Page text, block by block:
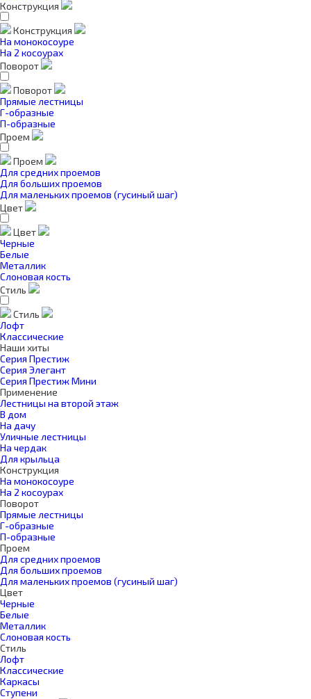
Конструкция
Конструкция
На монокосоуре
На 2 косоурах
Поворот
Поворот
Прямые лестницы
Г-образные
П-образные
Проем
Проем
Для средних проемов
Для больших проемов
Для маленьких проемов (гусиный шаг)
Цвет
Цвет
Черные
Белые
Металлик
Слоновая кость
Стиль
Стиль
Лофт
Классические
Наши хиты
Серия Престиж
Серия Элегант
Серия Престиж Мини
Применение
Лестницы на второй этаж
В дом
На дачу
Уличные лестницы
На чердак
Для крыльца
Конструкция
На монокосоуре
На 2 косоурах
Поворот
Прямые лестницы
Г-образные
П-образные
Проем
Для средних проемов
Для больших проемов
Для маленьких проемов (гусиный шаг)
Цвет
Черные
Белые
Металлик
Слоновая кость
Стиль
Лофт
Классические
Каркасы
Ступени